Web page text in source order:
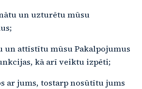
un uzturētu mūsu
un attīstītu mūsu Pakalpojumus
kā arī veiktu izpēti;
ar jums, tostarp nosūtītu jums